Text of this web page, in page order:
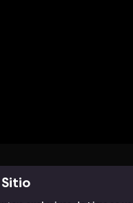
Sitio